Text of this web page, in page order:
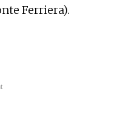
Ferriera).